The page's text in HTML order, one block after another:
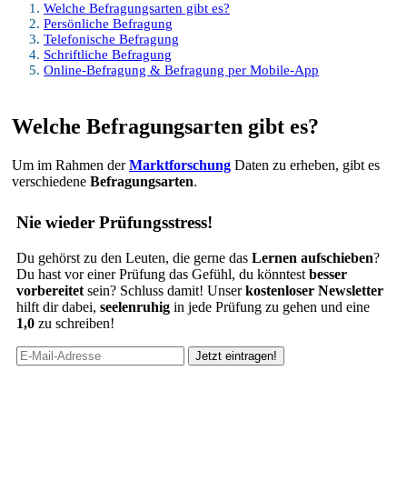
Welche Befragungsarten gibt es?
Persönliche Befragung
Telefonische Befragung
Schriftliche Befragung
Online-Befragung & Befragung per Mobile-App
Welche Befragungsarten gibt es?
Um im Rahmen derMarktforschung Daten zu erheben, gibt es
verschiedene Befragungsarten.
Nie wieder Prüfungsstress!
Du gehörst zu den Leuten, die gerne das Lernen aufschieben?
Du hast vor einer Prüfung das Gefühl, du könntest besser
vorbereitet sein? Schluss damit! Unserkostenloser Newsletter
hilft dir dabei, seelenruhig in jede Prüfung zu gehen und eine
1,0 zu schreiben!